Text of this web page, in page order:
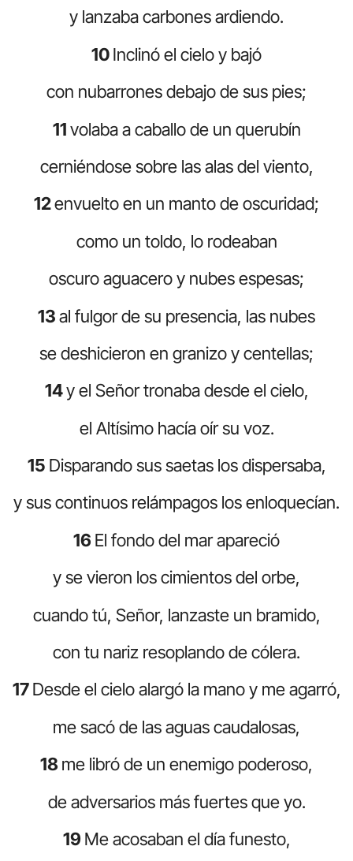
y lanzaba carbones ardiendo.
10Inclinó el cielo y bajó
con nubarrones debajo de sus pies;
11volaba a caballo de un querubín
cerniéndose sobre las alas del viento,
12envuelto en un manto de oscuridad;
como un toldo, lo rodeaban
oscuro aguacero y nubes espesas;
13al fulgor de su presencia, las nubes
se deshicieron en granizo y centellas;
14y el Señor tronaba desde el cielo,
el Altísimo hacía oír su voz.
15 Disparando sus saetas los dispersaba,
y sus continuos relámpagos los enloquecían.
16 El fondo del mar apareció
y se vieron los cimientos del orbe,
cuando tú, Señor, lanzaste un bramido,
con tu nariz resoplando de cólera.
17Desde el cielo alargó la mano y me agarró,
me sacó de las aguas caudalosas,
18me libró de un enemigo poderoso,
de adversarios más fuertes que yo.
19 Me acosaban el día funesto,